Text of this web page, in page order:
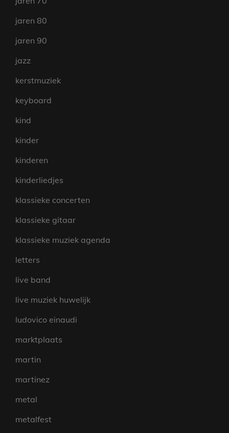
jaren 80
jaren 90
jazz
kerstmuziek
keyboard
kind
kinder
kinderen
kinderliedjes
klassieke concerten
klassieke gitaar
klassieke muziek agenda
letters
live band
live muziek huwelijk
ludovico einaudi
marktplaats
martin
martinez
metal
metalfest